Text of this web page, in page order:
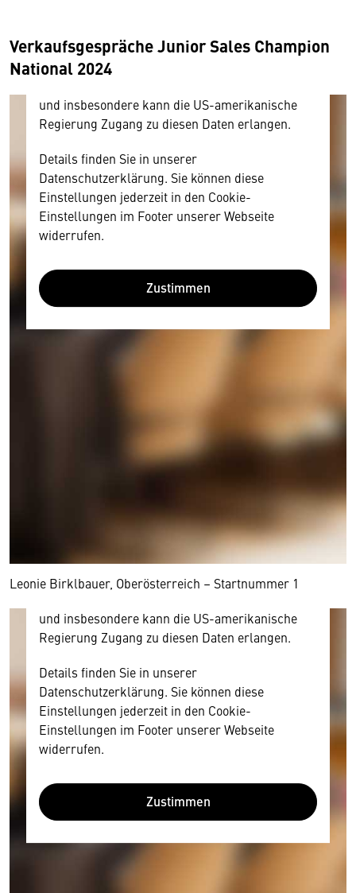
Verkaufsgespräche Junior Sales Champion
National 2024
amerikanischen Anbietern austauscht.
Diese Daten unterliegen keinem dem EU-
und insbesondere kann die US-amerikanische
Regierung Zugang zu diesen Daten erlangen.
Details finden Sie in unserer
Datenschutzerklärung. Sie können diese
Einstellungen jederzeit in den Cookie-
Einstellungen im Footer unserer Webseite
widerrufen.
Zustimmen
Leonie Birklbauer, Oberösterreich – Startnummer 1
Wir benötigen Ihre Zustimmung
Hier würden wir Ihnen gerne einen externen
personenbezogene technische Daten zu Geräten
und Nutzerverhalten mitunter mit US-
amerikanischen Anbietern austauscht.
Diese Daten unterliegen keinem dem EU-
und insbesondere kann die US-amerikanische
Regierung Zugang zu diesen Daten erlangen.
Details finden Sie in unserer
Datenschutzerklärung. Sie können diese
Einstellungen jederzeit in den Cookie-
Einstellungen im Footer unserer Webseite
widerrufen.
Zustimmen